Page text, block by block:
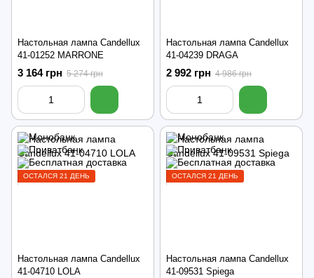
Настольная лампа Candellux
41-01252 MARRONE
3 164 грн 5 274 грн
Настольная лампа Candellux
41-04239 DRAGA
2 992 грн 4 986 грн
ОСТАЛСЯ 21 ДЕНЬ
Настольная лампа Candellux
41-04710 LOLA
ОСТАЛСЯ 21 ДЕНЬ
Настольная лампа Candellux
41-09531 Spiega